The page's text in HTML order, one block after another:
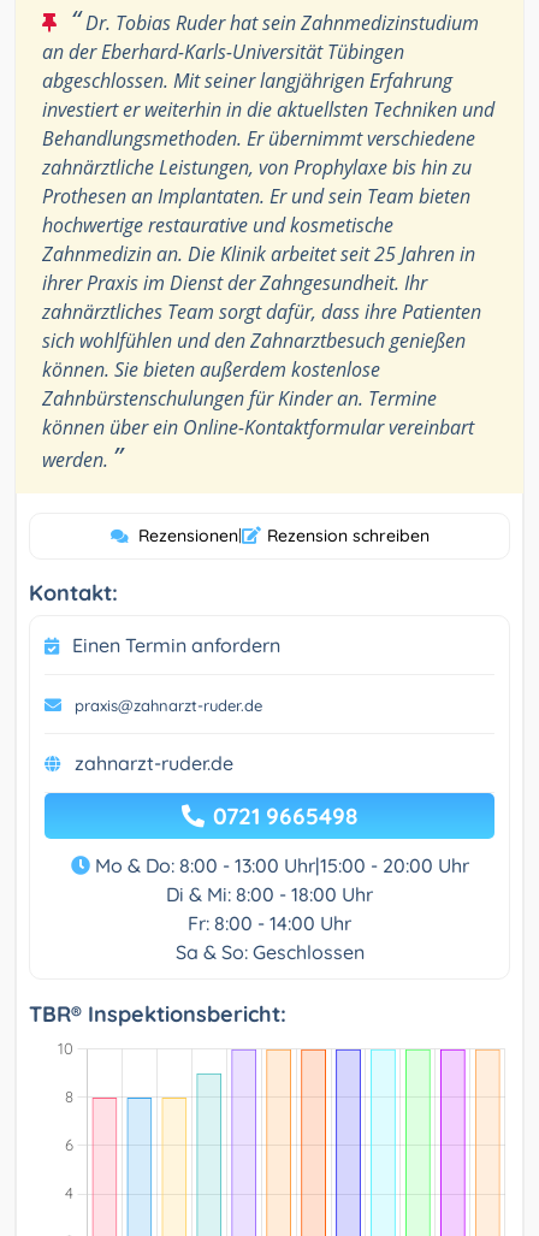
“Dr. Tobias Ruder hat sein Zahnmedizinstudium
an der Eberhard-Karls-Universität Tübingen
abgeschlossen. Mit seiner langjährigen Erfahrung
investiert er weiterhin in die aktuellsten Techniken und
Behandlungsmethoden. Er übernimmt verschiedene
zahnärztliche Leistungen, von Prophylaxe bis hin zu
Prothesen an Implantaten. Er und sein Team bieten
hochwertige restaurative und kosmetische
Zahnmedizin an. Die Klinik arbeitet seit 25 Jahren in
ihrer Praxis im Dienst der Zahngesundheit. Ihr
zahnärztliches Team sorgt dafür, dass ihre Patienten
sich wohlfühlen und den Zahnarztbesuch genießen
können. Sie bieten außerdem kostenlose
Zahnbürstenschulungen für Kinder an. Termine
können über ein Online-Kontaktformular vereinbart
werden. ”
Rezensionen| Rezension schreiben
Kontakt:
Einen Termin anfordern
praxis@zahnarzt-ruder.de
zahnarzt-ruder.de
0721 9665498
Mo & Do: 8:00 - 13:00 Uhr|15:00 - 20:00 Uhr
Di & Mi: 8:00 - 18:00 Uhr
Fr: 8:00 - 14:00 Uhr
Sa & So: Geschlossen
TBR® Inspektionsbericht: